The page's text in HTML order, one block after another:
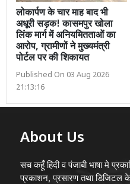
लोकार्पण के चार माह बाद भी
अधूरी सड़क! कासमपुर खोला
लिंक मार्ग में अनियमितताओं का
आरोप, ग्रामीणों ने मुख्यमंत्री
पोर्टल पर की शिकायत
Published On 03 Aug 2026
21:13:16
About Us
सच कहूँ हिंदी व पंजाबी भाषा मे
प्रकाशन, प्रसारण तथा डिजिटल के